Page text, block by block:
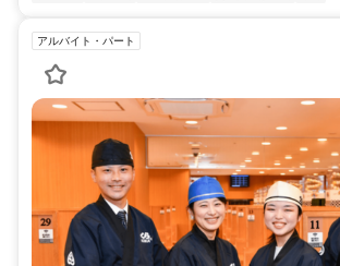
アルバイト・パート